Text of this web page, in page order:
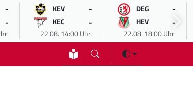
-
-
KEV -
KEC -
22.08. 14:00 Uhr
DEG -
HEV -
22.08. 18:00 Uhr